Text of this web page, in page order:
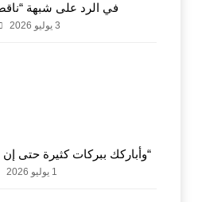
في الرد على شبهة
3 يوليو 2026
“وأباركك ببركات كثيرة حتى إن
1 يوليو 2026